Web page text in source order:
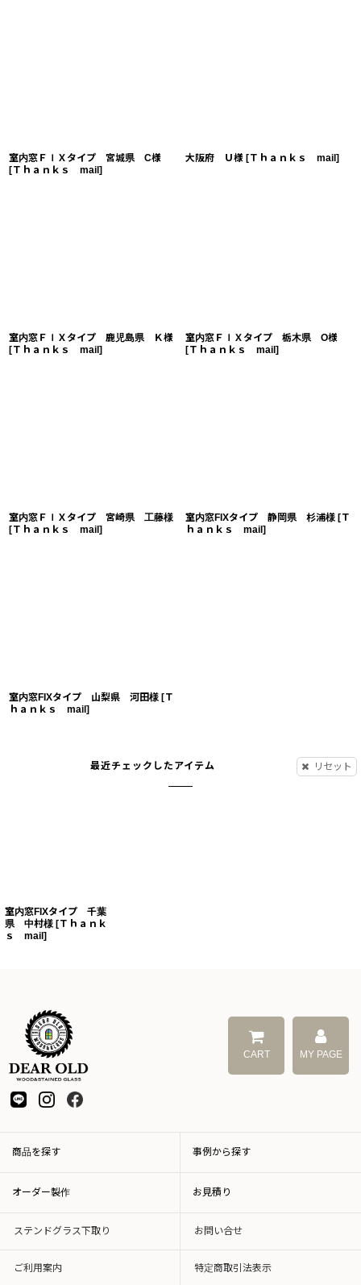
室内窓ＦＩＸタイプ 宮城県 C様
[Ｔｈａｎｋｓ mail ]
大阪府 Ｕ様 [Ｔｈａｎｋｓ mail ]
室内窓ＦＩＸタイプ 鹿児島県 Ｋ様
[Ｔｈａｎｋｓ mail ]
室内窓ＦＩＸタイプ 栃木県 O様
[Ｔｈａｎｋｓ mail ]
室内窓ＦＩＸタイプ 宮崎県 工藤様
[Ｔｈａｎｋｓ mail ]
室内窓FIXタイプ 静岡県 杉浦様 [Ｔ
ｈａｎｋｓ mail ]
室内窓FIXタイプ 山梨県 河田様 [Ｔ
ｈａｎｋｓ mail ]
最近チェックしたアイテム リセット
室内窓FIXタイプ 千葉
県 中村様 [Ｔｈａｎｋ
ｓ mail ]
CART MY PAGE
商品を探す 事例から探す
オーダー製作 お見積り
ステンドグラス下取り お問い合せ
ご利用案内 特定商取引法表示